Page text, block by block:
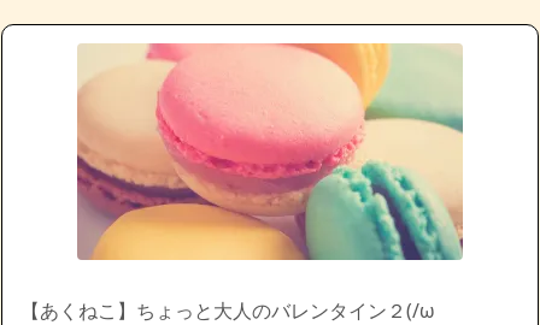
【あくねこ】ちょっと大人のバレンタイン２(/ω